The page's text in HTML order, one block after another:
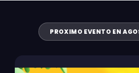
PROXIMO EVENTO EN